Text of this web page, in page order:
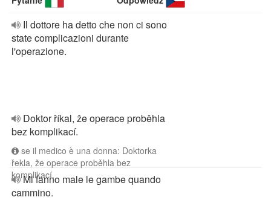
Il dottore ha detto che non ci sono
state complicazioni durante
l'operazione.
Doktor říkal, že operace proběhla
bez komplikací.
se il medico è una donna: Doktorka
řekla, že operace proběhla bez
komplikací.
Mi fanno male le gambe quando
cammino.